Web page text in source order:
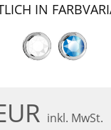
IN
inkl. MwSt.